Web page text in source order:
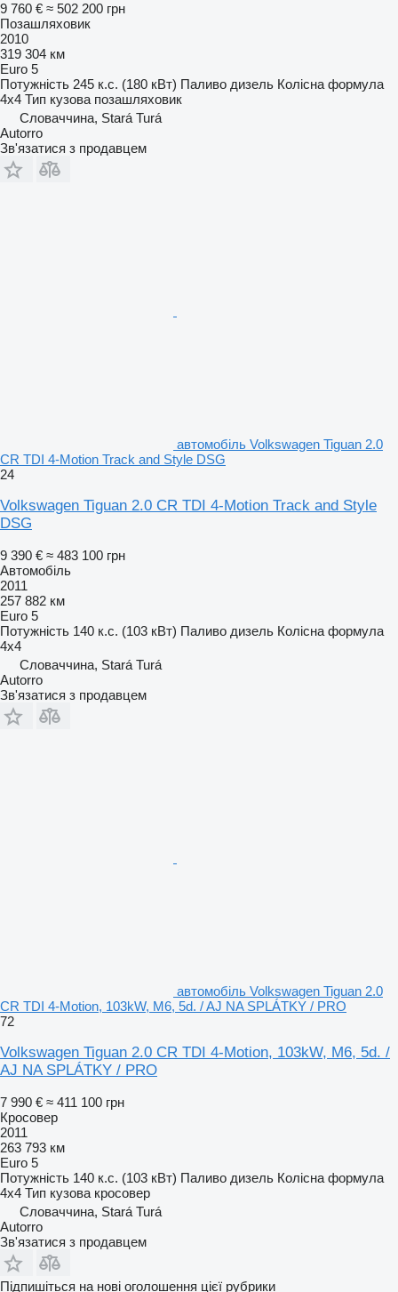
9 760 € ≈ 502 200 грн
Позашляховик
2010
319 304 км
Euro 5
Потужність 245 к.с. (180 кВт) Паливо дизель Колісна формула
4x4 Тип кузова позашляховик
Словаччина, Stará Turá
Autorro
Зв'язатися з продавцем
автомобіль Volkswagen Tiguan 2.0
CR TDI 4-Motion Track and Style DSG
24
Volkswagen Tiguan 2.0 CR TDI 4-Motion Track and Style
DSG
9 390 € ≈ 483 100 грн
Автомобіль
2011
257 882 км
Euro 5
Потужність 140 к.с. (103 кВт) Паливо дизель Колісна формула
4x4
Словаччина, Stará Turá
Autorro
Зв'язатися з продавцем
автомобіль Volkswagen Tiguan 2.0
CR TDI 4-Motion, 103kW, M6, 5d. / AJ NA SPLÁTKY / PRO
72
Volkswagen Tiguan 2.0 CR TDI 4-Motion, 103kW, M6, 5d. /
AJ NA SPLÁTKY / PRO
7 990 € ≈ 411 100 грн
Кросовер
2011
263 793 км
Euro 5
Потужність 140 к.с. (103 кВт) Паливо дизель Колісна формула
4x4 Тип кузова кросовер
Словаччина, Stará Turá
Autorro
Зв'язатися з продавцем
Підпишіться на нові оголошення цієї рубрики